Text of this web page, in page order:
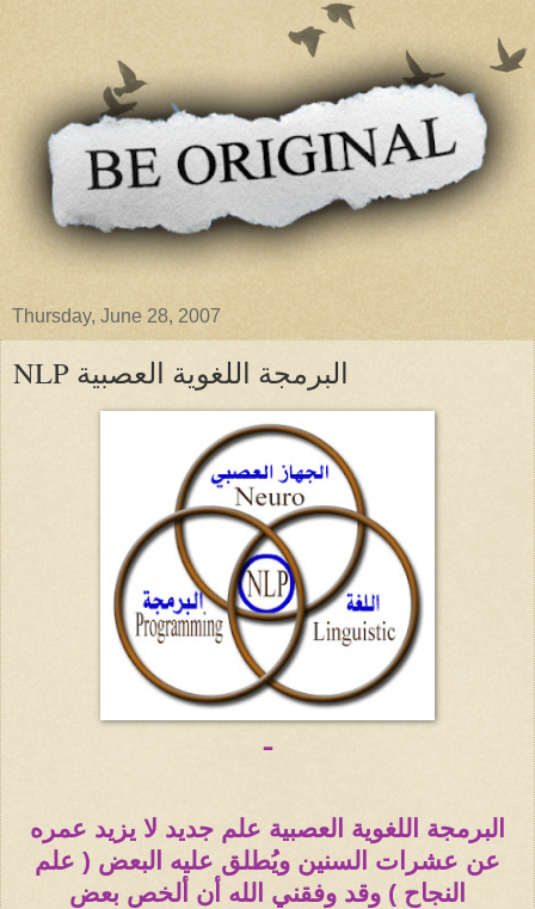
Thursday, June 28, 2007
NLP البرمجة اللغوية العصبية
ـ
البرمجة اللغوية العصبية علم جديد لا يزيد عمره
عن عشرات السنين ويُطلق عليه البعض ( علم
النجاح ) وقد وفقني الله أن ألخص بعض